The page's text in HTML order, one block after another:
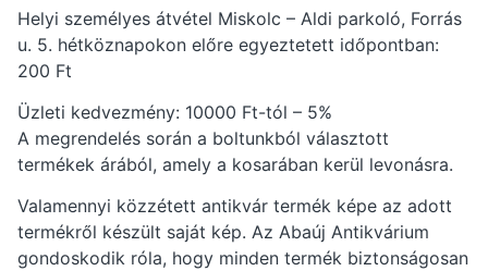
Helyi személyes átvétel Miskolc – Aldi parkoló, Forrás
u. 5. hétköznapokon előre egyeztetett időpontban:
200 Ft
Üzleti kedvezmény: 10000 Ft-tól – 5%
A megrendelés során a boltunkból választott
termékek árából, amely a kosarában kerül levonásra.
Valamennyi közzétett antikvár termék képe az adott
termékről készült saját kép. Az Abaúj Antikvárium
gondoskodik róla, hogy minden termék biztonságosan